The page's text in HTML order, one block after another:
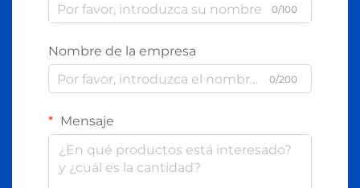
0/100
Nombre de la empresa
0/200
Mensaje